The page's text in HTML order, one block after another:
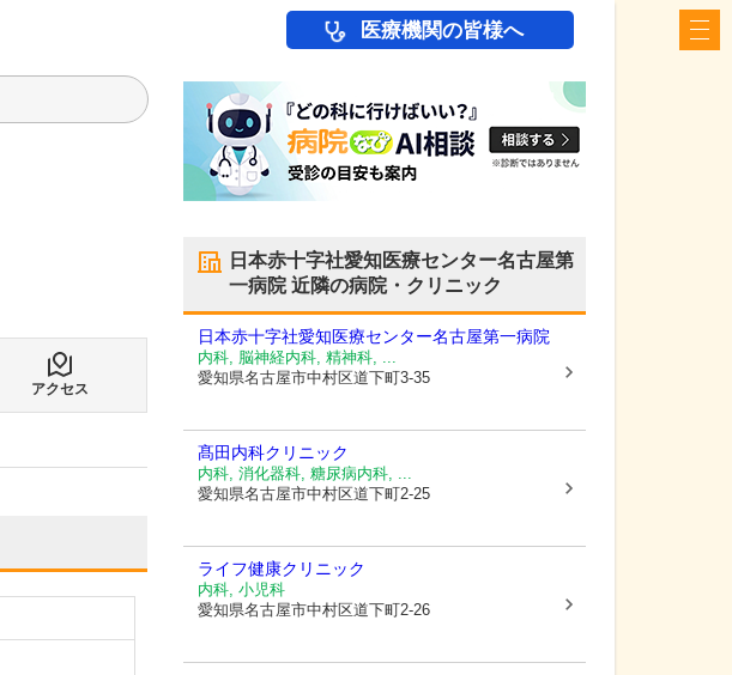
医療機関の皆様へ
アクセス
日本赤十字社愛知医療センター名古屋第
一病院近隣の病院・クリニック
日本赤十字社愛知医療センター名古屋第一病院
内科, 脳神経内科, 精神科, ...
愛知県名古屋市中村区道下町3-35
髙田内科クリニック
内科, 消化器科, 糖尿病内科, ...
愛知県名古屋市中村区道下町2-25
ライフ健康クリニック
内科, 小児科
愛知県名古屋市中村区道下町2-26